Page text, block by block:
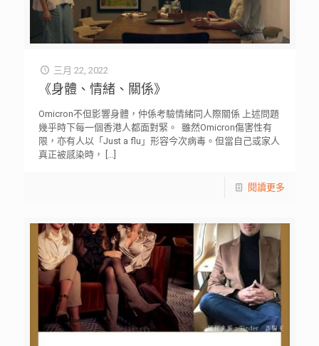
三月 22, 2022
《身體、情緒、關係》
Omicron不但影響身體，仲係考驗情緒同人際關係 上述問題
幾乎時下每一個香港人都面對緊。 ⁡ 雖然Omicron傷害性有
限，亦有人以「Just a flu」形容今次病毒。但當自己或家人
真正被感染時，
[…]
閱讀更多